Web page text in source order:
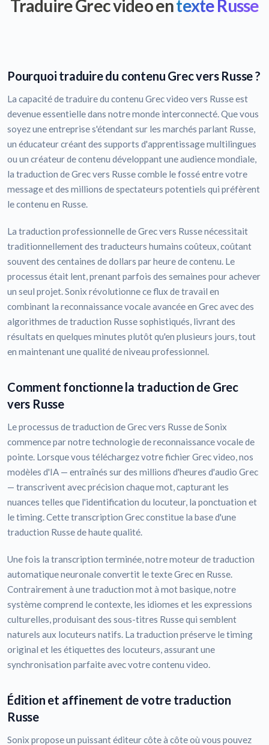
Traduire Grec video entexte Russe
Pourquoi traduire du contenu Grec vers Russe ?
La capacité de traduire du contenu Grec video vers Russe est
devenue essentielle dans notre monde interconnecté. Que vous
soyez une entreprise s'étendant sur les marchés parlant Russe,
un éducateur créant des supports d'apprentissage multilingues
ou un créateur de contenu développant une audience mondiale,
la traduction de Grec vers Russe comble le fossé entre votre
message et des millions de spectateurs potentiels qui préfèrent
le contenu en Russe.
La traduction professionnelle de Grec vers Russe nécessitait
traditionnellement des traducteurs humains coûteux, coûtant
souvent des centaines de dollars par heure de contenu. Le
processus était lent, prenant parfois des semaines pour achever
un seul projet. Sonix révolutionne ce flux de travail en
combinant la reconnaissance vocale avancée en Grec avec des
algorithmes de traduction Russe sophistiqués, livrant des
résultats en quelques minutes plutôt qu'en plusieurs jours, tout
en maintenant une qualité de niveau professionnel.
Comment fonctionne la traduction de Grec
vers Russe
Le processus de traduction de Grec vers Russe de Sonix
commence par notre technologie de reconnaissance vocale de
pointe. Lorsque vous téléchargez votre fichier Grec video, nos
modèles d'IA — entraînés sur des millions d'heures d'audio Grec
— transcrivent avec précision chaque mot, capturant les
nuances telles que l'identification du locuteur, la ponctuation et
le timing. Cette transcription Grec constitue la base d'une
traduction Russe de haute qualité.
Une fois la transcription terminée, notre moteur de traduction
automatique neuronale convertit le texte Grec en Russe.
Contrairement à une traduction mot à mot basique, notre
système comprend le contexte, les idiomes et les expressions
culturelles, produisant des sous-titres Russe qui semblent
naturels aux locuteurs natifs. La traduction préserve le timing
original et les étiquettes des locuteurs, assurant une
synchronisation parfaite avec votre contenu video.
Édition et affinement de votre traduction
Russe
Sonix propose un puissant éditeur côte à côte où vous pouvez